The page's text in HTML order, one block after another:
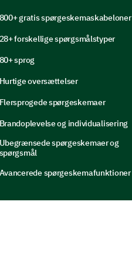
and helplessness.
800+ gratis spørgeskemaskabeloner
28+ forskellige spørgsmålstyper
80+ sprog
Hurtige oversættelser
Flersprogede spørgeskemaer
Brandoplevelse og individualisering
Ubegrænsede spørgeskemaer og
spørgsmål
Avancerede spørgeskemafunktioner